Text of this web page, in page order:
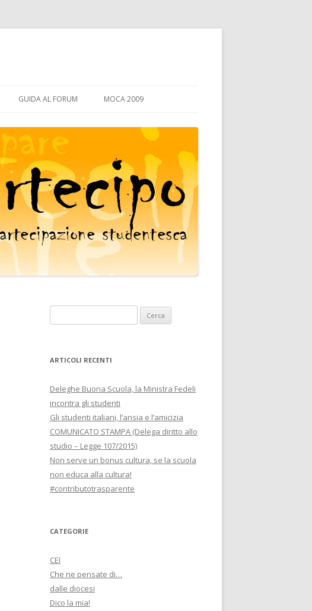
GUIDA AL FORUM MOCA 2009
I LABORATORI
GLI OSPITI
per:
ARTICOLI RECENTI
Deleghe Buona Scuola, la Ministra Fedeli
incontra gli studenti
Gli studenti italiani, l’ansia e l’amicizia
COMUNICATO STAMPA (Delega diritto allo
studio – Legge 107/2015)
Non serve un bonus cultura, se la scuola
non educa alla cultura!
#contributotrasparente
CATEGORIE
CEI
Che ne pensate di…
dalle diocesi
Dico la mia!